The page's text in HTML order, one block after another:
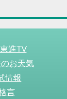
進TV
お天気
情報
言